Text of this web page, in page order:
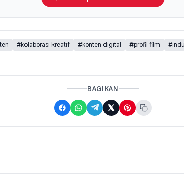
#kolaborasi kreatif #konten digital #profil film
BAGIKAN